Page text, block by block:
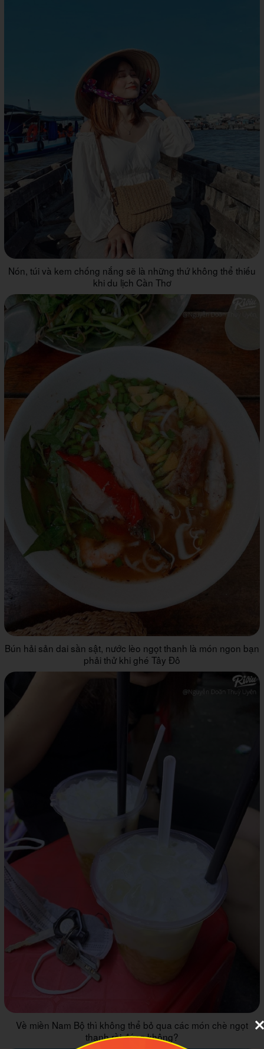
Nón, túi và kem chống nắng sẽ là những thứ không thể thiếu
khi du lịch Cần Thơ
Bún hải sản dai sần sật, nước lèo ngọt thanh là món ngon bạn
phải thử khi ghé Tây Đô
Về miền Nam Bộ thì không thể bỏ qua các món chè ngọt
thanh rồi đúng không?